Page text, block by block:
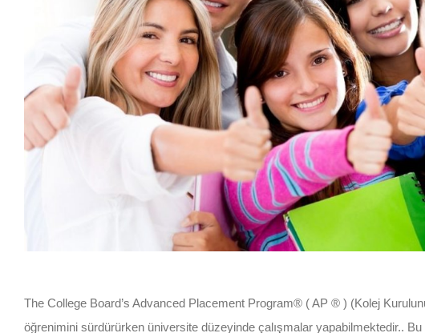
The College Board’s Advanced Placement Program® ( AP ® ) (Kolej
öğrenimini sürdürürken üniversite düzeyinde çalışmalar yapabilmektedir..